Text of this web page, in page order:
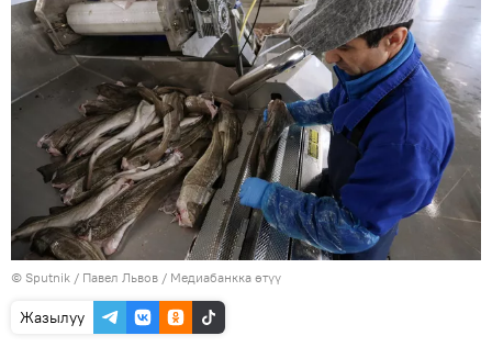
© Sputnik / Павел Львов / Медиабанкка өтүү
Жазылуу